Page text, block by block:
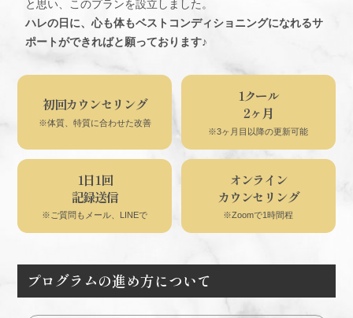
と思い、このプランを設立しました。
ハレの日に、心も体もベストコンディショニングになれるサ
ポートができればと願っております♪
初回カウンセリング
※体質、特質に合わせた改善
1クール
2ヶ月
※3ヶ月目以降の更新可能
1日1回
記録送信
※ご質問もメール、LINEで
オンライン
カウンセリング
※Zoomで1時間程
プログラムの進め方について